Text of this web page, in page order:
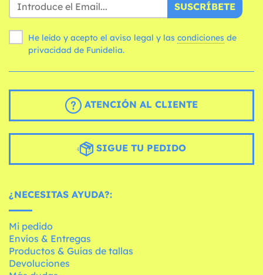
SUSCRÍBETE
He leído y acepto el aviso legal y las condiciones
privacidad de Funidelia.
ATENCIÓN AL CLIENTE
SIGUE TU PEDIDO
¿NECESITAS AYUDA?:
Mi pedido
Envíos & Entregas
Productos & Guías de tallas
Devoluciones